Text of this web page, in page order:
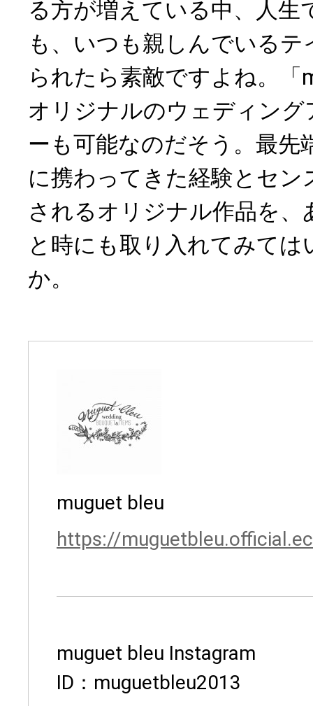
る方が増えている中、人生
も、いつも親しんでいる
られたら素敵ですよね。「
オリジナルのウェディン
ーも可能なのだそう。最先
に携わってきた経験とセン
されるオリジナル作品を、
と時にも取り入れてみて
か。
muguet bleu
https://
muguet bleu Instagram
ID：muguetbleu2013